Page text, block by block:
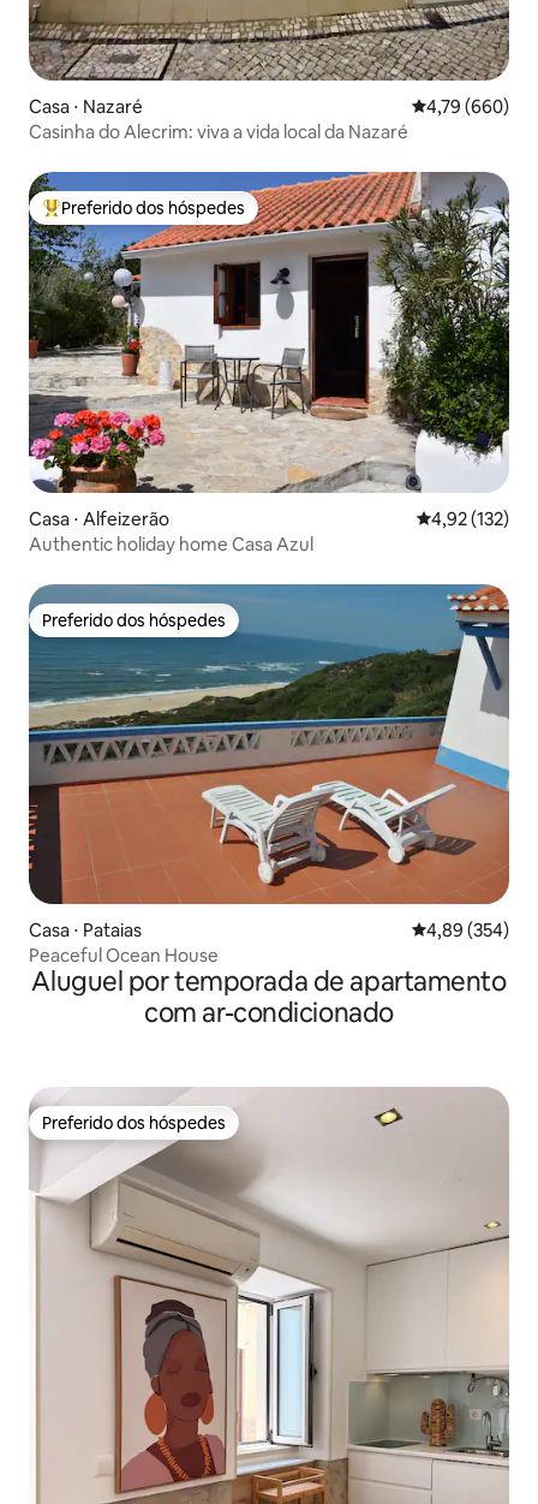
Casa ⋅ Nazaré 4,79 de uma
4,79 (660)
Casinha do Alecrim: viva a vida local da Nazaré
Entre os melhores preferidos dos hóspedes
Preferido dos hóspedes
Casa ⋅ Alfeizerão 4,92 de uma
4,92 (132)
Authentic holiday home Casa Azul
Preferido dos hóspedes
Preferido dos hóspedes
Casa ⋅ Pataias 4,89 de uma
4,89 (354)
Peaceful Ocean House
Aluguel por temporada de apartamento
com ar-condicionado
Preferido dos hóspedes
Preferido dos hóspedes